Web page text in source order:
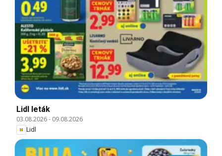
Lidl leták
03.08.2026- 09.08.2026
Lidl